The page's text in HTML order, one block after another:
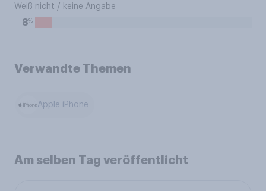
Weiß nicht / keine Angabe
8%
Verwandte Themen
Apple iPhone
Am selben Tag veröffentlicht